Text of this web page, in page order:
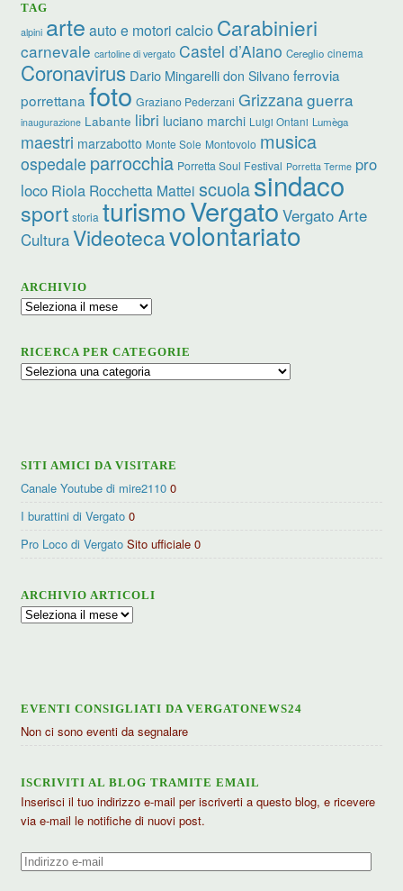
TAG
alpini arte auto e motori calcio Carabinieri
carnevale cartoline di vergato Castel d’Aiano Cereglio cinema
Coronavirus Dario Mingarelli don Silvano ferrovia
porrettanafoto Graziano Pederzani Grizzanaguerra
inaugurazione Labante libri luciano marchi Luigi Ontani Lumèga
maestri marzabotto Monte Sole Montovolo musica
ospedale parrocchia Porretta Soul Festival Porretta Terme pro
loco Riola Rocchetta Mattei scuolasindaco
sport storia turismoVergato Vergato Arte
CulturaVideotecavolontariato
ARCHIVIO
Archivio
RICERCA PER CATEGORIE
Ricerca
SITI AMICI DA VISITARE
Canale Youtube di mire2110 0
I burattini di Vergato 0
Pro Loco di Vergato Sito ufficiale 0
ARCHIVIO ARTICOLI
Archivio
EVENTI CONSIGLIATI DA VERGATONEWS24
Non ci sono eventi da segnalare
ISCRIVITI AL BLOG TRAMITE EMAIL
Inserisci il tuo indirizzo e-mail per iscriverti a questo blog, e ricevere
via e-mail le notifiche di nuovi post.
Indirizzo